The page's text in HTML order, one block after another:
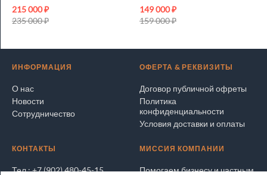
215 000₽
235 000₽
149 000₽
159 000₽
ИНФОРМАЦИЯ
О нас
Новости
Сотрудничество
ОФЕРТА & РЕКВИЗИТЫ
Договор публичной офреты
Политика
конфиденциальности
Условия доставки и оплаты
КОНТАКТЫ
Тел.: +7 (902) 480-45-15
МИССИЯ КОМПАНИИ
Помогаем бизнесу и частным